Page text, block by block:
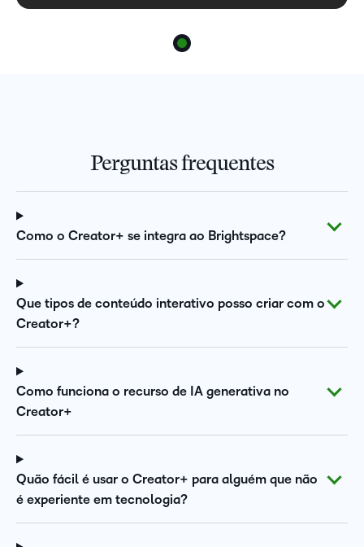
Perguntas frequentes
Como o Creator+ se integra ao Brightspace?
Que tipos de conteúdo interativo posso criar com o
Creator+?
Como funciona o recurso de IA generativa no
Creator+
Quão fácil é usar o Creator+ para alguém que não
é experiente em tecnologia?